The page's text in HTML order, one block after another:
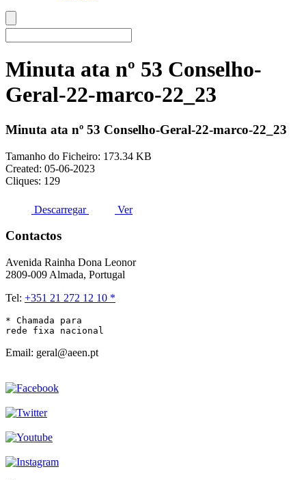
Minuta ata nº 53 Conselho-
Geral-22-marco-22_23
Minuta ata nº 53 Conselho-Geral-22-marco-22_23
Tamanho do Ficheiro: 173.34 KB
Created: 05-06-2023
Cliques: 129
Descarregar Ver
Contactos
Avenida Rainha Dona Leonor
2809-009 Almada, Portugal
Tel: +351 21 272 12 10 *
* Chamada para
rede fixa nacional
Email: geral@aeen.pt